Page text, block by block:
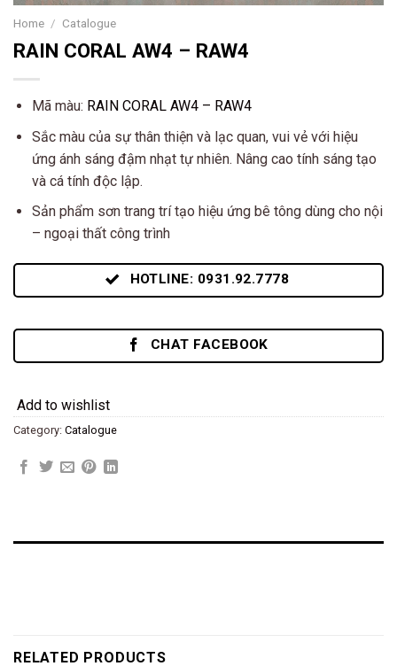
Home / Catalogue
RAIN CORAL AW4 – RAW4
Mã màu: RAIN CORAL AW4 – RAW4
Sắc màu của sự thân thiện và lạc quan, vui vẻ với hiệu
ứng ánh sáng đậm nhạt tự nhiên. Nâng cao tính sáng tạo
và cá tính độc lập.
Sản phẩm sơn trang trí tạo hiệu ứng bê tông dùng cho nội
– ngoại thất công trình
HOTLINE: 0931.92.7778
CHAT FACEBOOK
Add to wishlist
Category: Catalogue
RELATED PRODUCTS